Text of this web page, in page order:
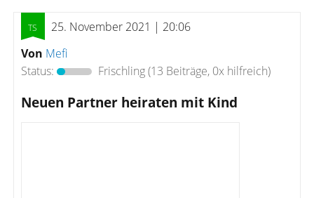
25. November 2021 | 20:06
Von Mefi
Status:
Frischling(13 Beiträge, 0x hilfreich)
Neuen Partner heiraten mit Kind